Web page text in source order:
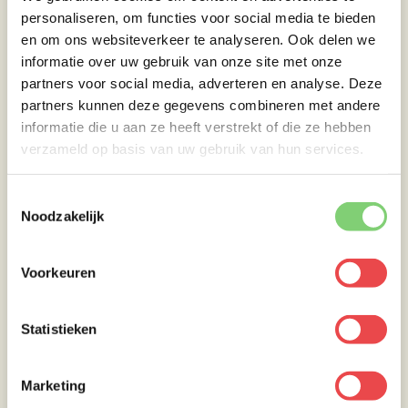
personaliseren, om functies voor social media te bieden
en om ons websiteverkeer te analyseren. Ook delen we
informatie over uw gebruik van onze site met onze
partners voor social media, adverteren en analyse. Deze
partners kunnen deze gegevens combineren met andere
informatie die u aan ze heeft verstrekt of die ze hebben
verzameld op basis van uw gebruik van hun services.
Noodzakelijk
Voorkeuren
Statistieken
Marketing
Verder met de bijgerechten
Plaats je RVS-rooster en zorg voor een dome-
temperatuur van rond de 180 graden Celsius.
Leg de aardappeltjes op het rooster, samen
met de puntpaprika’s en het beenmerg. Sluit
de deksel en laat alles 5 minuten garen. Keer
hierna de aardappeltjes om en sluit de deksel